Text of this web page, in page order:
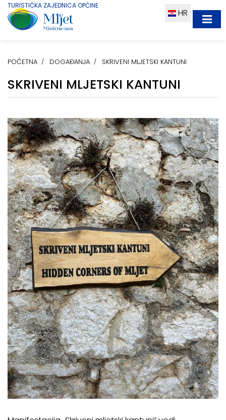
TURISTIČKA ZAJEDNICA OPĆINE
HR
POČETNA DOGAĐANJA SKRIVENI MLJETSKI KANTUNI
SKRIVENI MLJETSKI KANTUNI